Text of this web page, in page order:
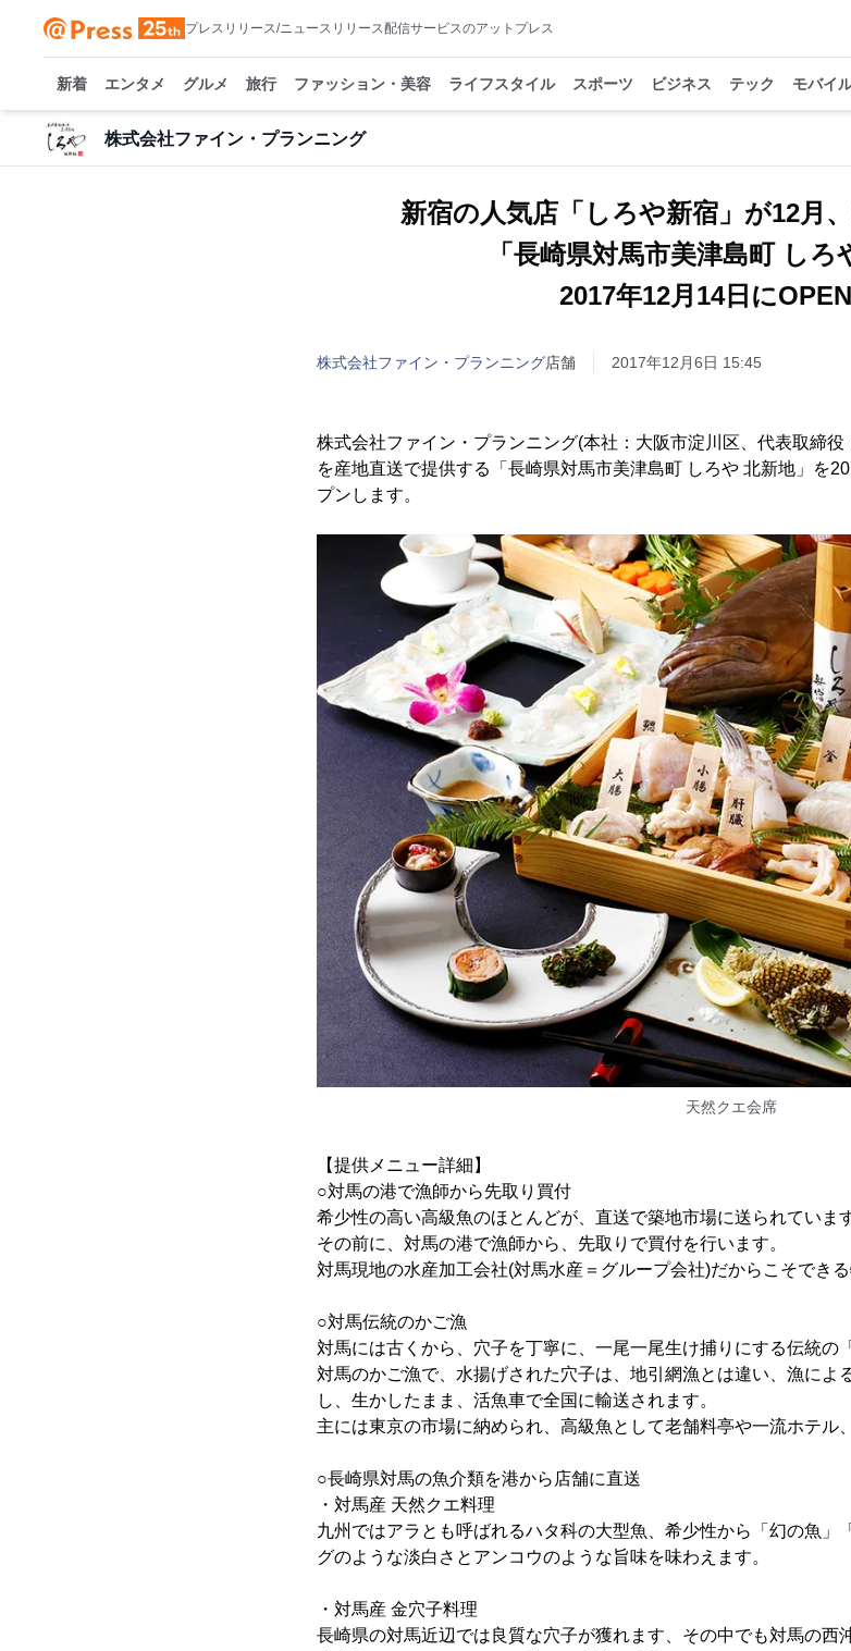
プレスリリース/ニュースリリース配信サービスのアットプレス
新着 エンタメ グルメ 旅行 ファッション・美容 ライフスタイル スポーツ ビジネス テック モバイ
株式会社ファイン・プランニング
新宿の人気店「しろや新宿」が12月
「長崎県対馬市美津島町 しろ
2017年12月14日にOPEN
株式会社ファイン・プランニング店舗 2017年12月6日 15:45
株式会社ファイン・プランニング(本社：大阪市淀川区、代表取締
を産地直送で提供する「長崎県対馬市美津島町 しろや 北新地」を
プンします。
天然クエ会席
【提供メニュー詳細】
○対馬の港で漁師から先取り買付
希少性の高い高級魚のほとんどが、直送で築地市場に送られています
その前に、対馬の港で漁師から、先取りで買付を行います。
対馬現地の水産加工会社(対馬水産＝グループ会社)だからこそでき
○対馬伝統のかご漁
対馬には古くから、穴子を丁寧に、一尾一尾生け捕りにする伝統の
対馬のかご漁で、水揚げされた穴子は、地引網漁とは違い、漁によ
し、生かしたまま、活魚車で全国に輸送されます。
主には東京の市場に納められ、高級魚として老舗料亭や一流ホテル
○長崎県対馬の魚介類を港から店舗に直送
・対馬産 天然クエ料理
九州ではアラとも呼ばれるハタ科の大型魚、希少性から「幻の魚」
グのような淡白さとアンコウのような旨味を味わえます。
・対馬産 金穴子料理
長崎県の対馬近辺では良質な穴子が獲れます、その中でも対馬の西